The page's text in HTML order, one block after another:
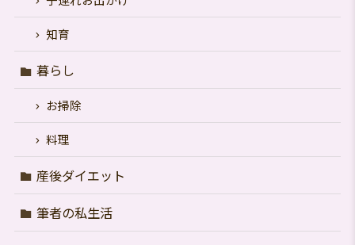
知育
暮らし
お掃除
料理
産後ダイエット
筆者の私生活